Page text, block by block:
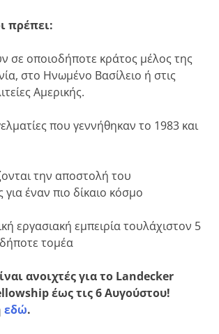
πρέπει:
σε οποιοδήποτε κράτος μέλος της
στο Ηνωμένο Βασίλειο ή στις
Αμερικής.
που γεννήθηκαν το 1983 και
την αποστολή του
έναν πιο δίκαιο κόσμο
εργασιακή εμπειρία τουλάχιστον 5
τομέα
ανοιχτές για το Landecker
έως τις 6 Αυγούστου!
εδώ.